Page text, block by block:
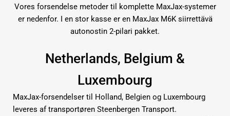
Vores forsendelse metoder til komplette MaxJax-systemer
er nedenfor. I en stor kasse er en MaxJax M6K siirrettävä
autonostin 2-pilari pakket.
Netherlands, Belgium &
Luxembourg
MaxJax-forsendelser til Holland, Belgien og Luxembourg
leveres af transportøren Steenbergen Transport.